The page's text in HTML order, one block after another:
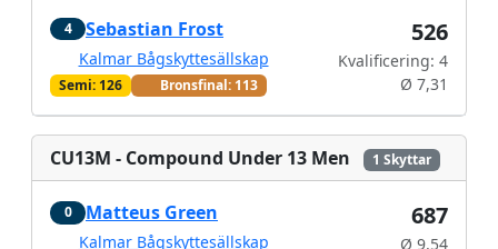
4 Sebastian Frost
Kalmar Bågskyttesällskap
Semi: 126 Bronsfinal: 113
526
Kvalificering: 4
Ø 7,31
CU13M - Compound Under 13 Men 1 Skyttar
0 Matteus Green
Kalmar Bågskyttesällskap
687
Ø 9,54